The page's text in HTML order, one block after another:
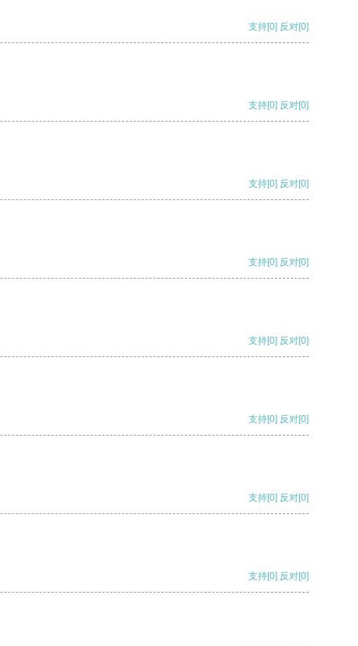
支持[0] 反对[0]
支持[0] 反对[0]
支持[0] 反对[0]
支持[0] 反对[0]
支持[0] 反对[0]
支持[0] 反对[0]
支持[0] 反对[0]
支持[0] 反对[0]